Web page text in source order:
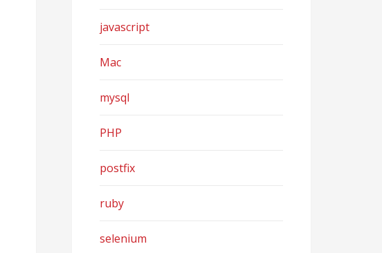
javascript
Mac
mysql
PHP
postfix
ruby
selenium